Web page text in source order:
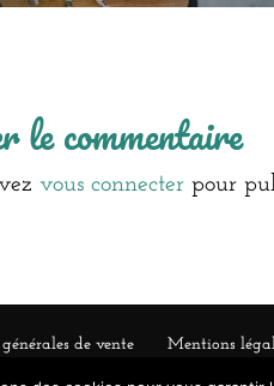
le commentaire
vous connecter pour
de vente Mentions